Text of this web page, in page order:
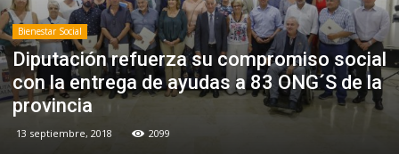
Bienestar Social
Diputación refuerza su compromiso social
con la entrega de ayudas a 83 ONG´S de la
provincia
13 septiembre, 2018 2099